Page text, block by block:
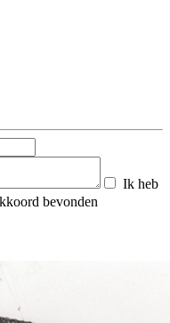
Ik heb
bevonden